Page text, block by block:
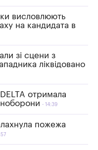
висловлюють
на кандидата в
зі сцени з
ліквідовано
отримала
14:39
пожежа